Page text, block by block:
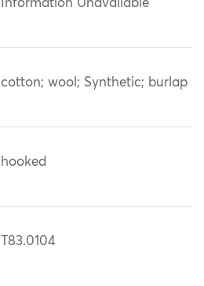
Information Unavailable
cotton; wool; Synthetic; burlap
hooked
T83.0104